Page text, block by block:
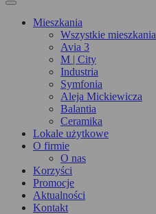
Mieszkania
Wszystkie mieszkania
Avia 3
M | City
Industria
Symfonia
Aleja Mickiewicza
Balantia
Ceramika
Lokale użytkowe
O firmie
O nas
Korzyści
Promocje
Aktualności
Kontakt